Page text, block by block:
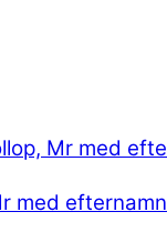
med efternamn